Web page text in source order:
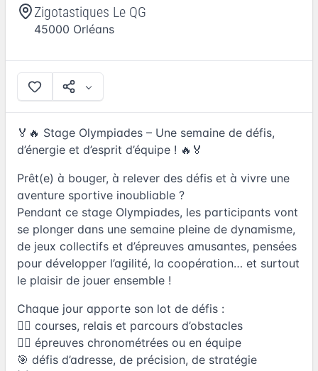
Zigotastiques Le QG
45000 Orléans
🏅🔥 Stage Olympiades – Une semaine de défis,
d’énergie et d’esprit d’équipe ! 🔥🏅
Prêt(e) à bouger, à relever des défis et à vivre une
aventure sportive inoubliable ?
Pendant ce stage Olympiades, les participants vont
se plonger dans une semaine pleine de dynamisme,
de jeux collectifs et d’épreuves amusantes, pensées
pour développer l’agilité, la coopération… et surtout
le plaisir de jouer ensemble !
Chaque jour apporte son lot de défis :
🤸‍♂️ courses, relais et parcours d’obstacles
🏃‍♀️ épreuves chronométrées ou en équipe
🎯 défis d’adresse, de précision, de stratégie